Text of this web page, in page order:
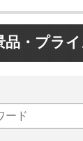
品・プラ